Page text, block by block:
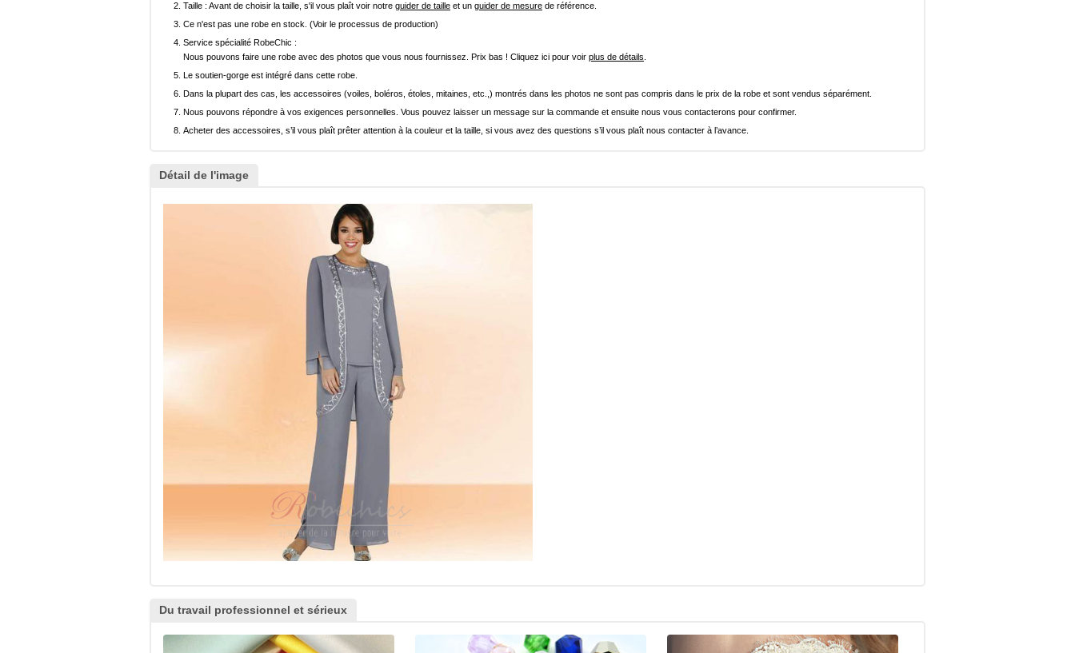
Taille : Avant de choisir la taille, s'il vous plaît voir notre guider de taille et un guider de mesure de référence.
Ce n'est pas une robe en stock. (Voir le processus de production)
Service spécialité RobeChic :
Nous pouvons faire une robe avec des photos que vous nous fournissez. Prix bas ! Cliquez ici pour voir plus de détails
Le soutien-gorge est intégré dans cette robe.
Dans la plupart des cas, les accessoires (voiles, boléros, étoles, mitaines, etc.,) montrés dans les photos ne sont pas compris dans le prix de la robe et sont vendus séparément.
Nous pouvons répondre à vos exigences personnelles. Vous pouvez laisser un message sur la commande et ensuite nous vous contacterons pour confirmer.
Acheter des accessoires, s’il vous plaît prêter attention à la couleur et la taille, si vous avez des questions s’il vous plaît nous contacter à l’avance.
Détail de l'image
Du travail professionnel et sérieux